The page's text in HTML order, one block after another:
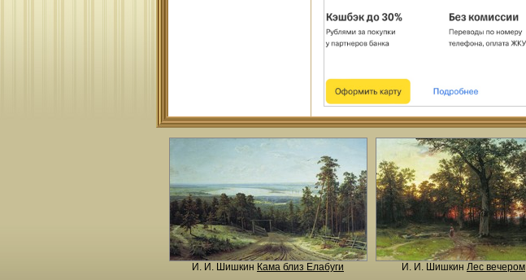
И. И. Шишкин Кама близ Елабуги И. И. Шишкин Лес вечером